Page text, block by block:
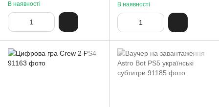
В наявності В наявності